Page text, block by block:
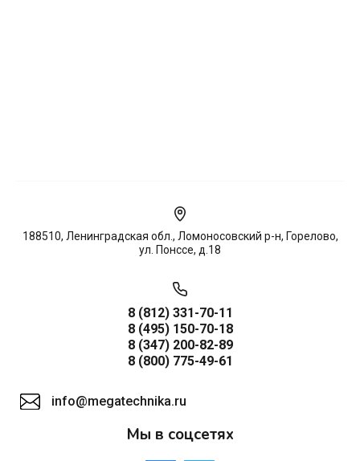
188510, Ленинградская обл., Ломоносовский р-н, Горелово,
ул. Понссе, д.18
8 (812) 331-70-11
8 (495) 150-70-18
8 (347) 200-82-89
8 (800) 775-49-61
info@megatechnika.ru
Мы в соцсетях